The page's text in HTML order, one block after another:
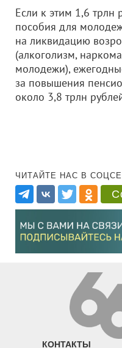
Если к этим 1,6 трлн
пособия для
на ликвидацию
(алкоголизм,
молодежи),
за повышения
около 3,8 трлн
ЧИТАЙТЕ НАС В
КОНТАКТЫ